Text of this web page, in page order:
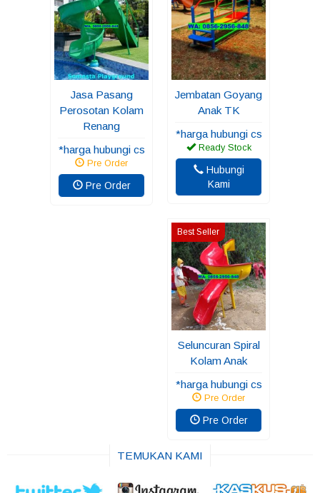
Jasa Pasang
Perosotan Kolam
Renang
*harga hubungi cs
Pre Order
Pre Order
Jembatan Goyang
Anak TK
*harga hubungi cs
Ready Stock
Hubungi
Kami
Best Seller
Seluncuran Spiral
Kolam Anak
*harga hubungi cs
Pre Order
Pre Order
TEMUKAN KAMI